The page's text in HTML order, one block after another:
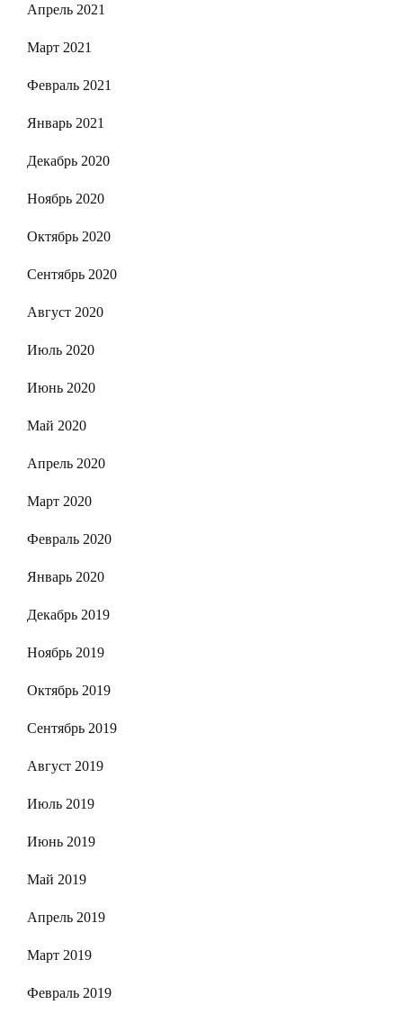
Апрель 2021
Март 2021
Февраль 2021
Январь 2021
Декабрь 2020
Ноябрь 2020
Октябрь 2020
Сентябрь 2020
Август 2020
Июль 2020
Июнь 2020
Май 2020
Апрель 2020
Март 2020
Февраль 2020
Январь 2020
Декабрь 2019
Ноябрь 2019
Октябрь 2019
Сентябрь 2019
Август 2019
Июль 2019
Июнь 2019
Май 2019
Апрель 2019
Март 2019
Февраль 2019